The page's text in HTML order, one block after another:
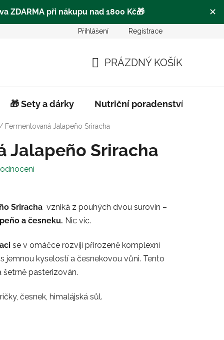
ZDARMA při nákupu nad 1800 Kč🎁 ✕
Často se ptáte |FAQ Pro obchodní partnery
Přihlášení Registrace
KOŠÍK
PRÁZDNÝ KOŠÍK
🎁 Sety a dárky Nutriční poradenství
/ Fermentovaná Jalapeño Sriracha
Jalapeño Sriracha
Sriracha vzniká z pouhých dvou surovin –
a česneku. Nic víc.
se v omáčce rozvíjí přirozeně komplexní
jemnou kyselostí a česnekovou vůni. Tento
šetrně pasterizován.
česnek, himalájská sůl.